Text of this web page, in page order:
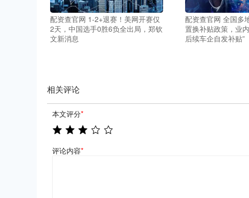
配资查官网 1-2+退赛！美网开赛仅
2天，中国选手0胜6负全出局，郑钦
文新消息
配资查官网 全国多
置换补贴政策，业
后续车企自发补贴”
相关评论
本文评分*
评论内容*